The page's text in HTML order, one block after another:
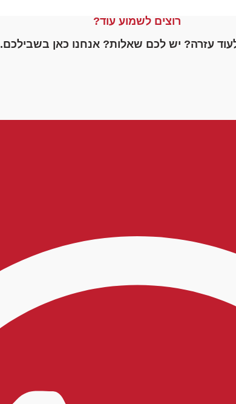
רוצים לשמוע עוד?
עזרה? יש לכם שאלות? אנחנו כאן בשבילכם.